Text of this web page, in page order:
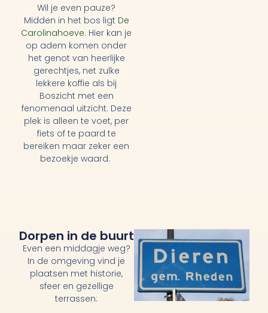
Wil je even pauze?
Midden in het bos ligt De
Carolinahoeve. Hier kan je
op adem komen onder
het genot van heerlijke
gerechtjes, net zulke
lekkere koffie als bij
Boszicht met een
fenomenaal uitzicht. Deze
plek is alleen te voet, per
fiets of te paard te
bereiken maar zeker een
bezoekje waard.
Dorpen in de buurt
Even een middagje weg?
In de omgeving vind je
plaatsen met historie,
sfeer en gezellige
terrassen: